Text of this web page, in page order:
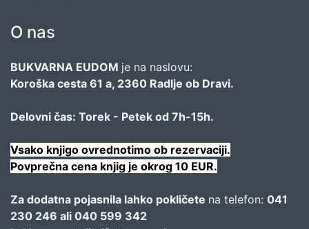
O nas
BUKVARNA EUDOM je na naslovu:
Koroška cesta 61 a, 2360 Radlje ob Dravi.
Delovni čas: Torek - Petek od 7h-15h.
Vsako knjigo ovrednotimo ob rezervaciji.
Povprečna cena knjig je okrog 10 EUR.
Za dodatna pojasnila lahko pokličete na telefon: 041
230 246 ali 040 599 342